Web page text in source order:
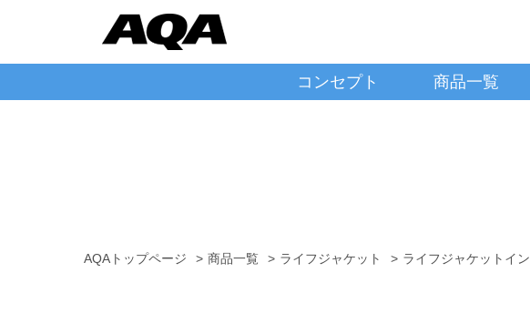
コンセプト 商品一覧
AQAトップページ > 商品一覧 > ライフジャケット > ライフジャケットイ